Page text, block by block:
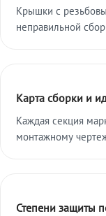
Крышки с
неправильной
Карта сборки и
Каждая секция
монтажному
Степени защиты